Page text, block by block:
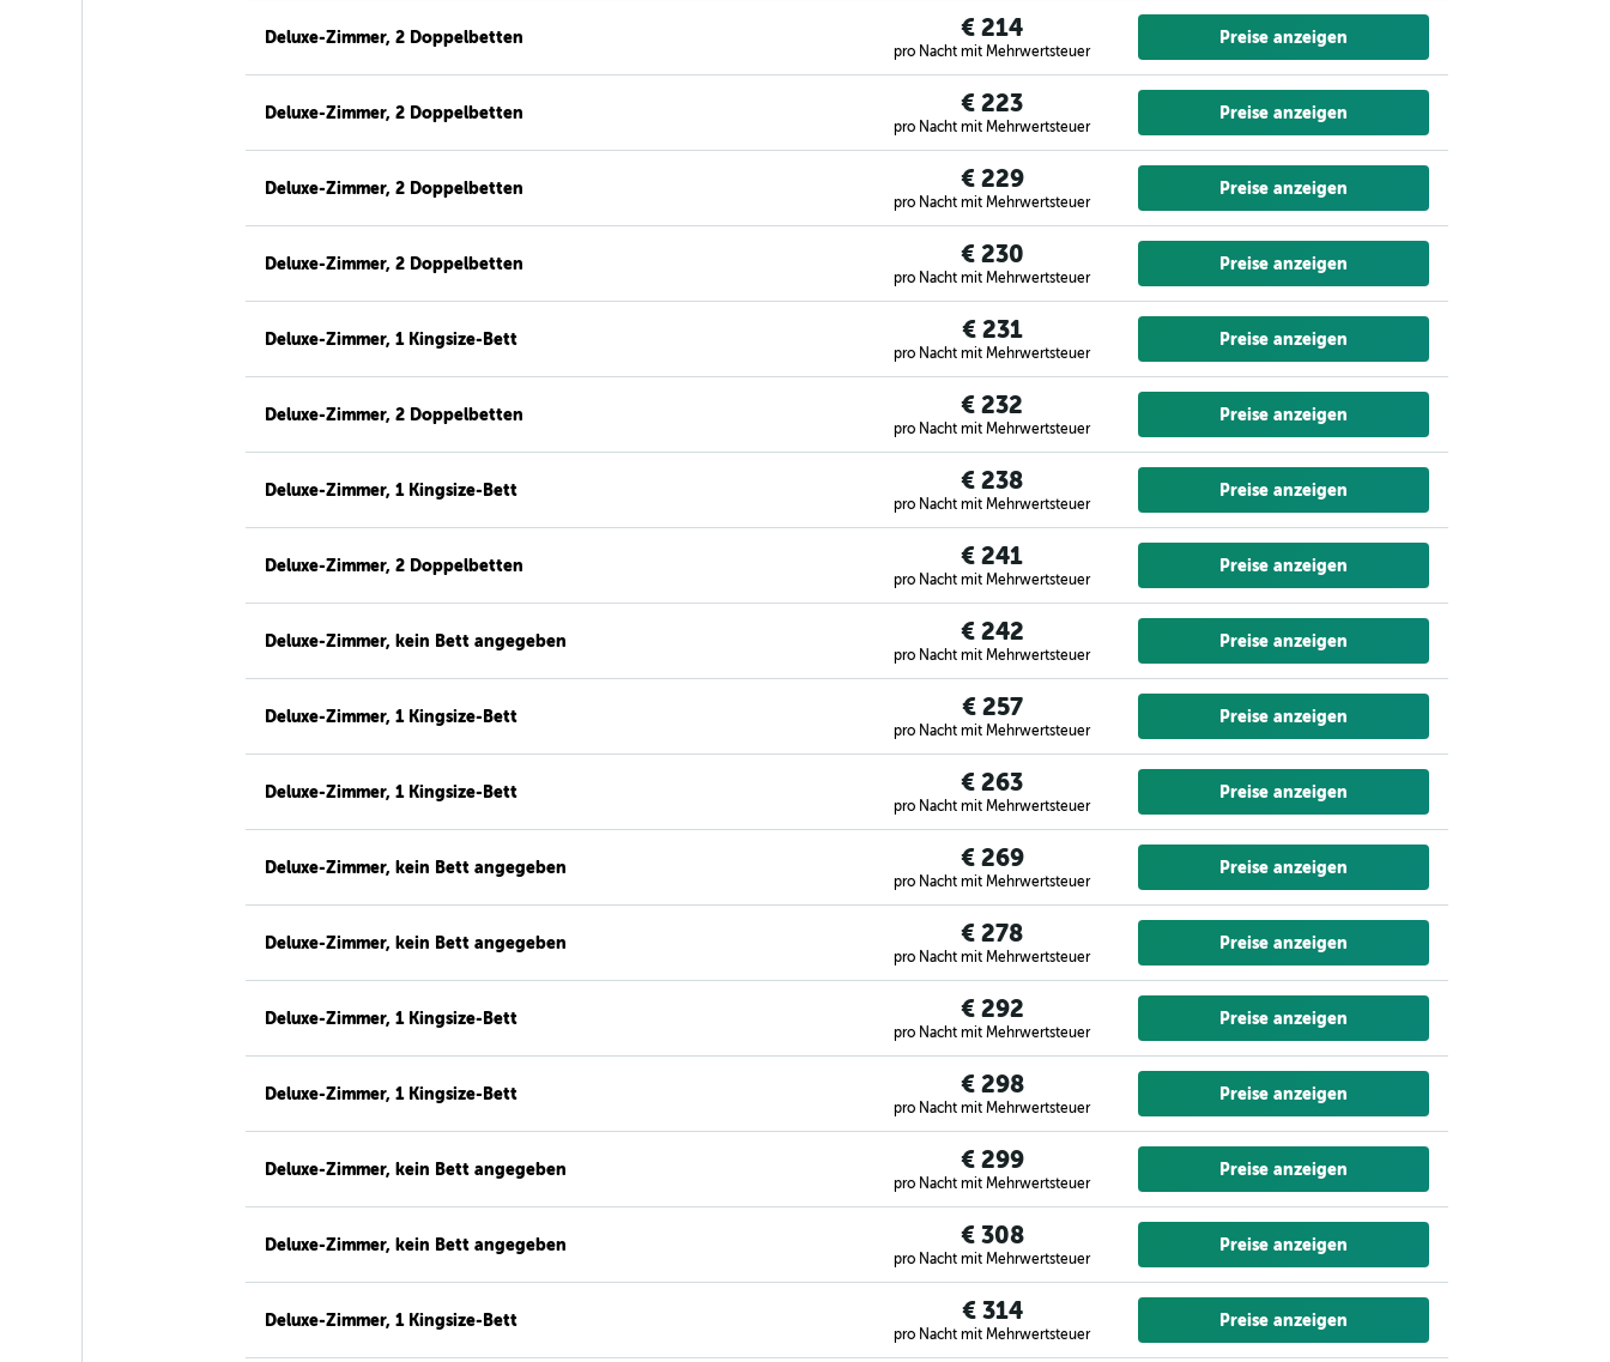
Deluxe-Zimmer, 2 Doppelbetten € 214
pro Nacht mit Mehrwertsteuer
Preise anzeigen
Deluxe-Zimmer, 2 Doppelbetten € 223
pro Nacht mit Mehrwertsteuer
Preise anzeigen
Deluxe-Zimmer, 2 Doppelbetten € 229
pro Nacht mit Mehrwertsteuer
Preise anzeigen
Deluxe-Zimmer, 2 Doppelbetten € 230
pro Nacht mit Mehrwertsteuer
Preise anzeigen
Deluxe-Zimmer, 1 Kingsize-Bett € 231
pro Nacht mit Mehrwertsteuer
Preise anzeigen
Deluxe-Zimmer, 2 Doppelbetten € 232
pro Nacht mit Mehrwertsteuer
Preise anzeigen
Deluxe-Zimmer, 1 Kingsize-Bett € 238
pro Nacht mit Mehrwertsteuer
Preise anzeigen
Deluxe-Zimmer, 2 Doppelbetten € 241
pro Nacht mit Mehrwertsteuer
Preise anzeigen
Deluxe-Zimmer, kein Bett angegeben € 242
pro Nacht mit Mehrwertsteuer
Preise anzeigen
Deluxe-Zimmer, 1 Kingsize-Bett € 257
pro Nacht mit Mehrwertsteuer
Preise anzeigen
Deluxe-Zimmer, 1 Kingsize-Bett € 263
pro Nacht mit Mehrwertsteuer
Preise anzeigen
Deluxe-Zimmer, kein Bett angegeben € 269
pro Nacht mit Mehrwertsteuer
Preise anzeigen
Deluxe-Zimmer, kein Bett angegeben € 278
pro Nacht mit Mehrwertsteuer
Preise anzeigen
Deluxe-Zimmer, 1 Kingsize-Bett € 292
pro Nacht mit Mehrwertsteuer
Preise anzeigen
Deluxe-Zimmer, 1 Kingsize-Bett € 298
pro Nacht mit Mehrwertsteuer
Preise anzeigen
Deluxe-Zimmer, kein Bett angegeben € 299
pro Nacht mit Mehrwertsteuer
Preise anzeigen
Deluxe-Zimmer, kein Bett angegeben € 308
pro Nacht mit Mehrwertsteuer
Preise anzeigen
Deluxe-Zimmer, 1 Kingsize-Bett € 314
pro Nacht mit Mehrwertsteuer
Preise anzeigen